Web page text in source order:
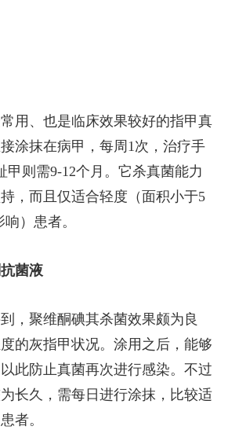
用、也是临床效果较好的指甲真
涂抹在病甲，每周1次，治疗手
甲则需9-12个月。它杀真菌能力
，而且仅适合轻度（面积小于5
）患者。
菌液
，聚维酮碘其杀菌效果颇为良
的灰指甲状况。涂用之后，能够
此防止真菌再次进行感染。不过
长久，需每日进行涂抹，比较适
者。